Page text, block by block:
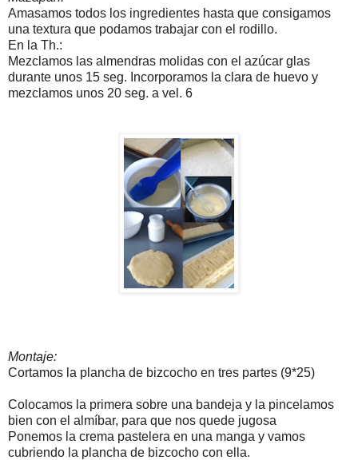
Amasamos todos los ingredientes hasta que consigamos
una textura que podamos trabajar con el rodillo.
En la Th.:
Mezclamos las almendras molidas con el azúcar glas
durante unos 15 seg. Incorporamos la clara de huevo y
mezclamos unos 20 seg. a vel. 6
Montaje:
Cortamos la plancha de bizcocho en tres partes (9*25)
Colocamos la primera sobre una bandeja y la pincelamos
bien con el almíbar, para que nos quede jugosa
Ponemos la crema pastelera en una manga y vamos
cubriendo la plancha de bizcocho con ella.